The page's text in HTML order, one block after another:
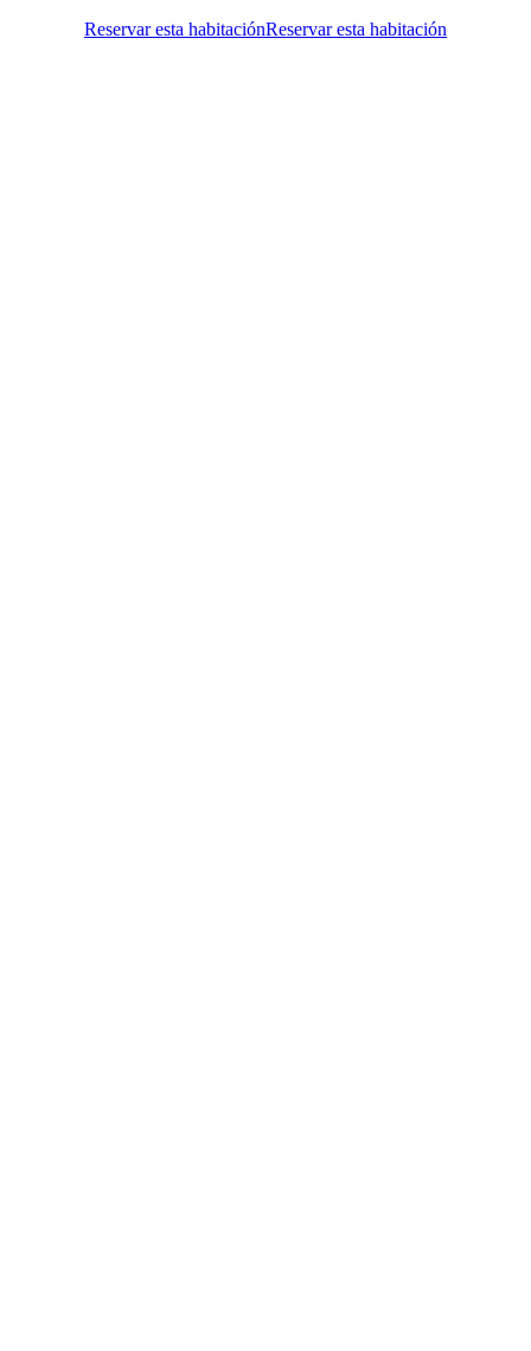
Reservar esta habitaciónReservar esta habitación